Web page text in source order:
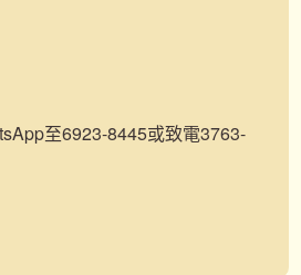
至6923-8445或致電3763-